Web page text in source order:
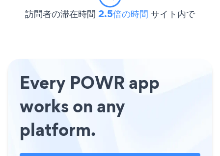
訪問者の滞在時間 2.5倍の時間 サイト内で
Every POWR app
works on any
platform.